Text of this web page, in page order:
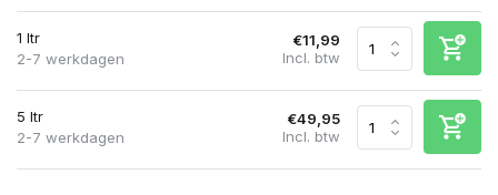
1 ltr
2-7 werkdagen
€11,99
Incl. btw
5 ltr
2-7 werkdagen
€49,95
Incl. btw